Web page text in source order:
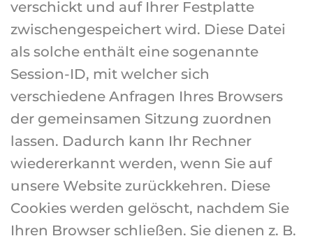
verschickt und auf Ihrer Festplatte
zwischengespeichert wird. Diese Datei
als solche enthält eine sogenannte
Session-ID, mit welcher sich
verschiedene Anfragen Ihres Browsers
der gemeinsamen Sitzung zuordnen
lassen. Dadurch kann Ihr Rechner
wiedererkannt werden, wenn Sie auf
unsere Website zurückkehren. Diese
Cookies werden gelöscht, nachdem Sie
Ihren Browser schließen. Sie dienen z. B.